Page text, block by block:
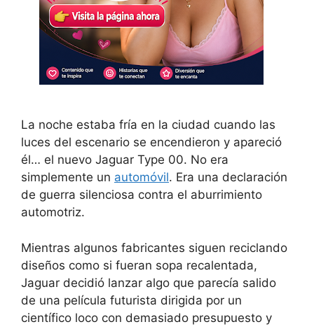
La noche estaba fría en la ciudad cuando las
luces del escenario se encendieron y apareció
él… el nuevo Jaguar Type 00. No era
simplemente un automóvil. Era una declaración
de guerra silenciosa contra el aburrimiento
automotriz.
Mientras algunos fabricantes siguen reciclando
diseños como si fueran sopa recalentada,
Jaguar decidió lanzar algo que parecía salido
de una película futurista dirigida por un
científico loco con demasiado presupuesto y